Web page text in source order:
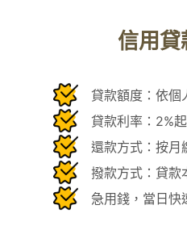
信用貸
貸款額度：依個
貸款利率：2%起
還款方式：按月
撥款方式：貸款
急用錢，當日快